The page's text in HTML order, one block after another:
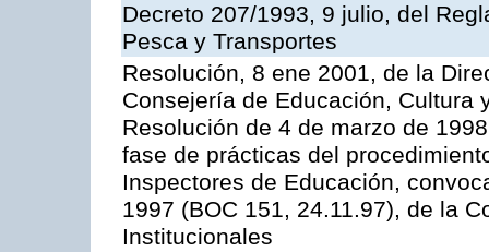
Decreto 207/1993, 9 julio, del
Pesca y Transportes
Resolución, 8 ene 2001, de la
Consejería de Educación, Cultura
Resolución de 4 de marzo de
fase de prácticas del
Inspectores de Educación,
1997 (BOC 151, 24.11.97), de la
Institucionales